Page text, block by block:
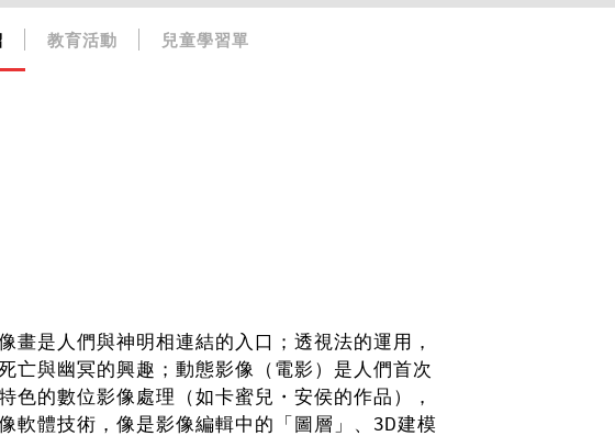
教育活動 兒童學習單
是人們與神明相連結的入口；透視法的運用，
亡與幽冥的興趣；動態影像（電影）是人們首次
的數位影像處理（如卡蜜兒・安侯的作品），
軟體技術，像是影像編輯中的「圖層」、3D建模